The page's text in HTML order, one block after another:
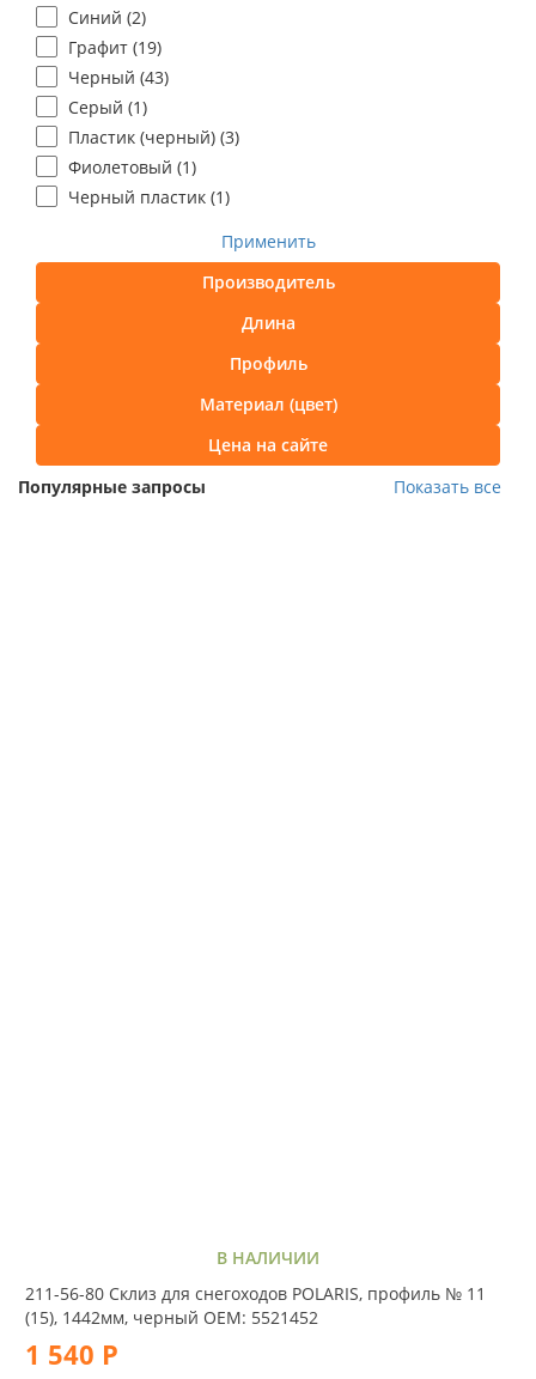
Синий (2)
Графит (19)
Черный (43)
Серый (1)
Пластик (черный) (3)
Фиолетовый (1)
Черный пластик (1)
Применить
Производитель
Длина
Профиль
Материал (цвет)
Цена на сайте
Популярные запросы
Показать все
В НАЛИЧИИ
211-56-80 Склиз для снегоходов POLARIS, профиль № 11
(15), 1442мм, черный OEM: 5521452
1 540 Р